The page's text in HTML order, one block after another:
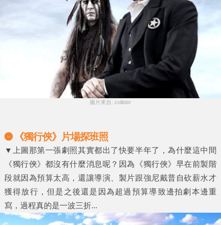
圖片來自: collider
《獨行俠》片場探班照
▼上圖那第一張劇照其實都出了快要半年了，為什麼這中間
《獨行俠》都沒有什麼消息呢？因為《獨行俠》早在前製階
段就因為預算太高，還讓導演、製片跟強尼戴普自砍薪水才
獲得放行，但是之後還是因為超過預算導致邊拍劇本邊重
寫，過程真的是一波三折...